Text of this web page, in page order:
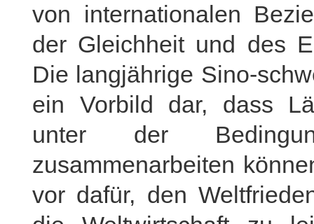
von internationalen
der Gleichheit und des
Die langjährige Sino-
ein Vorbild dar, dass
unter der
zusammenarbeiten
vor dafür, den